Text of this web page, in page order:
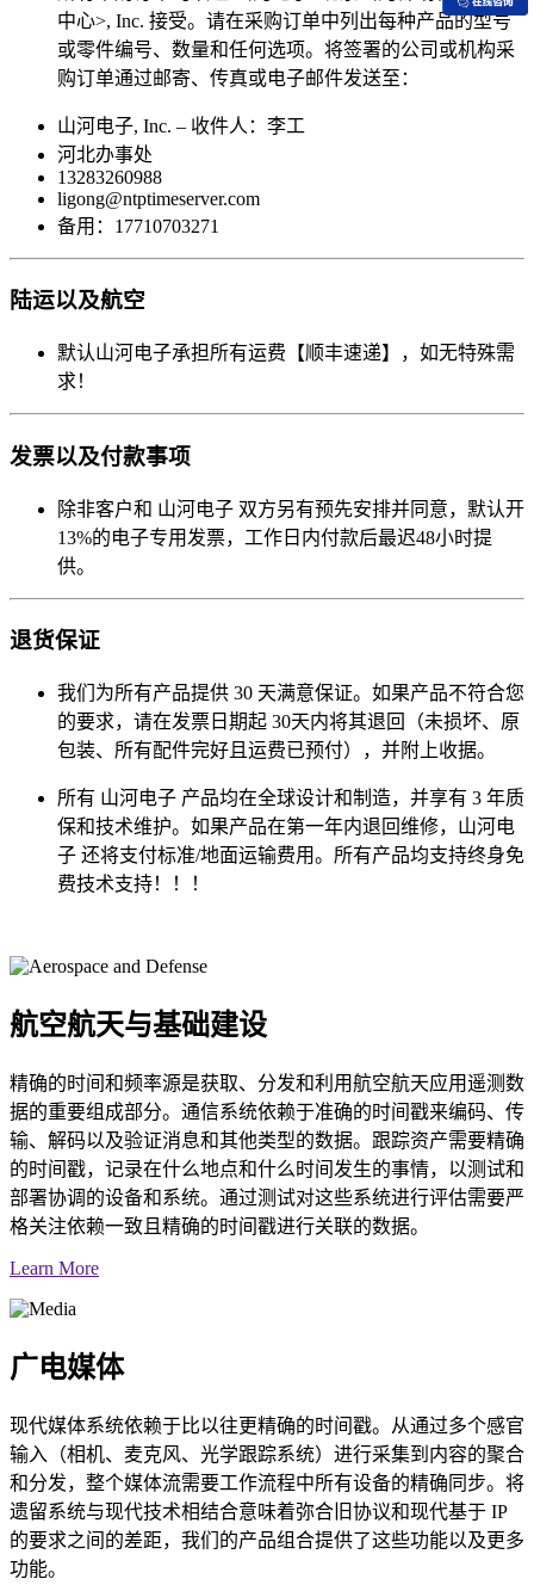
中心>, Inc. 接受。请在采购订单中列出每种产品的型号
或零件编号、数量和任何选项。将签署的公司或机构采
购订单通过邮寄、传真或电子邮件发送至：
山河电子, Inc. – 收件人：李工
河北办事处
13283260988
ligong@ntptimeserver.com
备用：17710703271
陆运以及航空
默认山河电子承担所有运费【顺丰速递】，如无特殊需
求！
发票以及付款事项
除非客户和 山河电子 双方另有预先安排并同意，默认开
13%的电子专用发票，工作日内付款后最迟48小时提
供。
退货保证
我们为所有产品提供 30 天满意保证。如果产品不符合您
的要求，请在发票日期起 30天内将其退回（未损坏、原
包装、所有配件完好且运费已预付），并附上收据。
所有 山河电子 产品均在全球设计和制造，并享有 3 年质
保和技术维护。如果产品在第一年内退回维修，山河电
子 还将支付标准/地面运输费用。所有产品均支持终身免
费技术支持！！！
航空航天与基础建设
精确的时间和频率源是获取、分发和利用航空航天应用遥测数
据的重要组成部分。通信系统依赖于准确的时间戳来编码、传
输、解码以及验证消息和其他类型的数据。跟踪资产需要精确
的时间戳，记录在什么地点和什么时间发生的事情，以测试和
部署协调的设备和系统。通过测试对这些系统进行评估需要严
格关注依赖一致且精确的时间戳进行关联的数据。
Learn More
广电媒体
现代媒体系统依赖于比以往更精确的时间戳。从通过多个感官
输入（相机、麦克风、光学跟踪系统）进行采集到内容的聚合
和分发，整个媒体流需要工作流程中所有设备的精确同步。将
遗留系统与现代技术相结合意味着弥合旧协议和现代基于 IP
的要求之间的差距，我们的产品组合提供了这些功能以及更多
功能。